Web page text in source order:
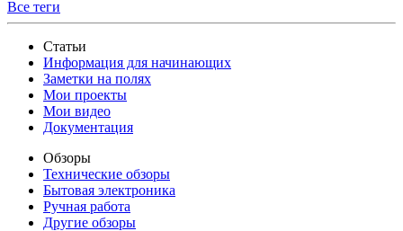
Все теги
Статьи
Информация для начинающих
Заметки на полях
Мои проекты
Мои видео
Документация
Обзоры
Технические обзоры
Бытовая электроника
Ручная работа
Другие обзоры